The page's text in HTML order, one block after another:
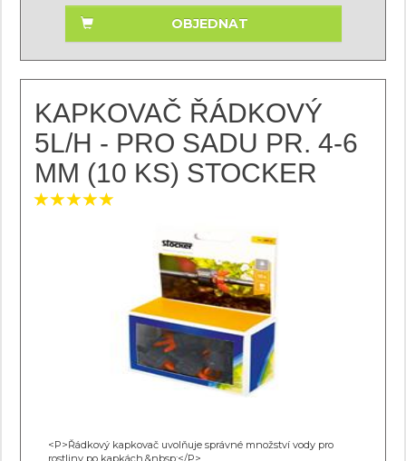
OBJEDNAT
KAPKOVAČ ŘÁDKOVÝ
5L/H - PRO SADU PR. 4-6
MM (10 KS) STOCKER
<P>Řádkový kapkovač uvolňuje správné množství vody pro
rostliny po kapkách.&nbsp;</P>